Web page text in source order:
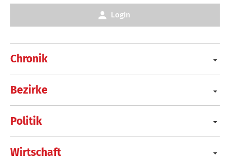
Chronik
Bezirke
Politik
Wirtschaft
Login